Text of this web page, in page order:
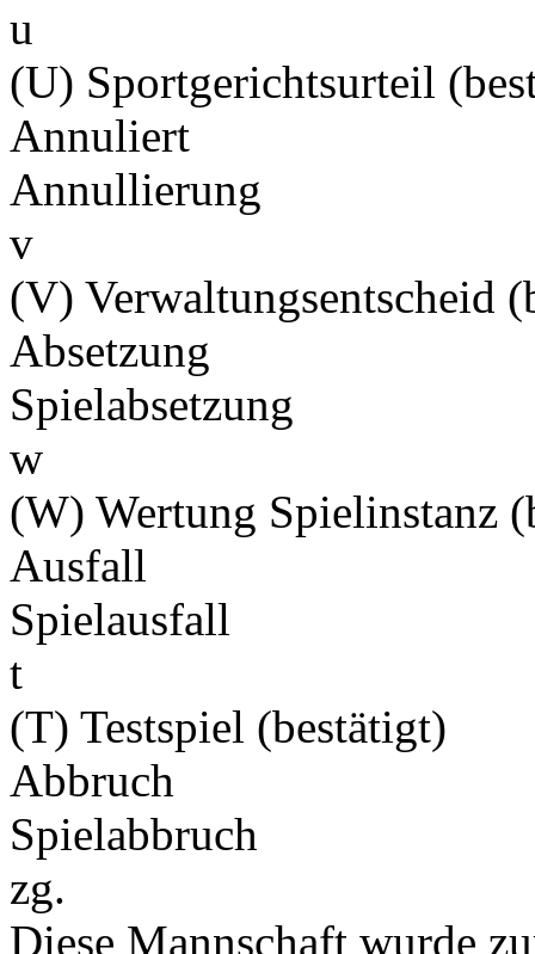
u
(U) Sportgerichtsurteil
Annuliert
Annullierung
v
(V) Verwaltungsentscheid
Absetzung
Spielabsetzung
w
(W) Wertung Spielinstanz
Ausfall
Spielausfall
t
(T) Testspiel (bestätigt)
Abbruch
Spielabbruch
zg.
Diese Mannschaft wurde